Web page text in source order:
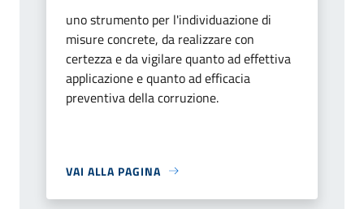
uno strumento per l'individuazione di
misure concrete, da realizzare con
certezza e da vigilare quanto ad effettiva
applicazione e quanto ad efficacia
preventiva della corruzione.
VAI ALLA PAGINA